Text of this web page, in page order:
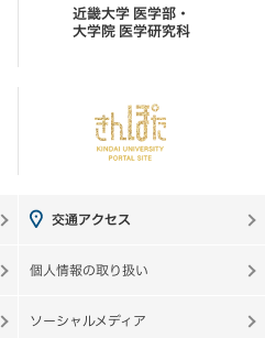
交通アクセス
個人情報の取り扱い
ソーシャルメディア
近畿大学 医学部・
大学院 医学研究科